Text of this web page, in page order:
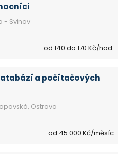
- Svinov
od 140 do 170 Kč/hod.
a počítačových
Ostrava
od 45 000 Kč/měsíc